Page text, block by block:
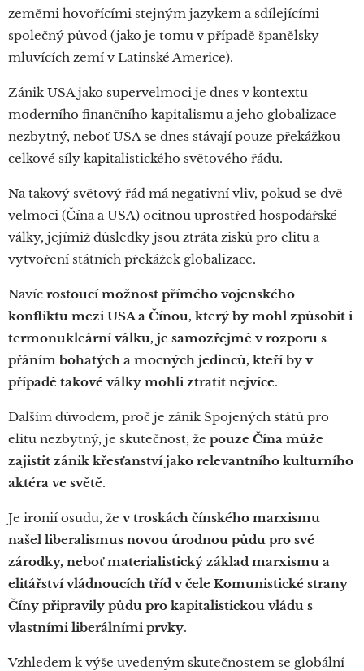
zeměmi hovořícími stejným jazykem a sdílejícími
společný původ (jako je tomu v případě španělsky
mluvících zemí v Latinské Americe).
Zánik USA jako supervelmoci je dnes v kontextu
moderního finančního kapitalismu a jeho globalizace
nezbytný, neboť USA se dnes stávají pouze překážkou
celkové síly kapitalistického světového řádu.
Na takový světový řád má negativní vliv, pokud se dvě
velmoci (Čína a USA) ocitnou uprostřed hospodářské
války, jejímiž důsledky jsou ztráta zisků pro elitu a
vytvoření státních překážek globalizace.
Navíc rostoucí možnost přímého vojenského
konfliktu mezi USA a Čínou, který by mohl způsobit i
termonukleární válku, je samozřejmě v rozporu s
přáním bohatých a mocných jedinců, kteří by v
případě takové války mohli ztratit nejvíce.
Dalším důvodem, proč je zánik Spojených států pro
elitu nezbytný, je skutečnost, že pouze Čína může
zajistit zánik křesťanství jako relevantního kulturního
aktéra ve světě.
Je ironií osudu, že v troskách čínského marxismu
našel liberalismus novou úrodnou půdu pro své
zárodky, neboť materialistický základ marxismu a
elitářství vládnoucích tříd v čele Komunistické strany
Číny připravily půdu pro kapitalistickou vládu s
vlastními liberálními prvky.
Vzhledem k výše uvedeným skutečnostem se globální